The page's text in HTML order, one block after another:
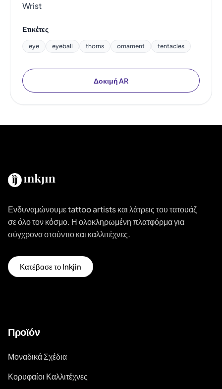
Wrist
Ετικέτες
eye eyeball thorns ornament tentacles
Δοκιμή AR
Ενδυναμώνουμε tattoo artists και λάτρεις του τατουάζ
σε όλο τον κόσμο. Η ολοκληρωμένη πλατφόρμα για
σύγχρονα στούντιο και καλλιτέχνες.
Κατέβασε το Inkjin
Προϊόν
Μοναδικά Σχέδια
Κορυφαίοι Καλλιτέχνες